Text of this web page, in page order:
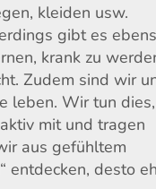
kleiden usw.
gibt es
krank zu
Zudem sind wir
leben. Wir tun dies,
mit und tragen
aus gefühltem
entdecken, desto